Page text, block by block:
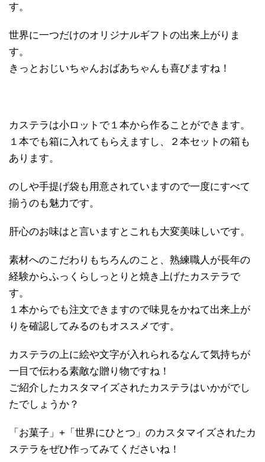
す。
世界に一つだけのオリジナルギフトの出来上がりま
す。
きっとおじいちゃんおばあちゃんも喜びますね！
カステラは小ロットで１本から作ることができます。
１本でも箱に入れてもらえますし、２本セットの箱も
あります。
のしや手提げ袋も用意されていますので一度にすべて
揃うのも魅力です。
肝心のお味はと言いますとこれも大変美味しいです。
素材へのこだわりもちろんのこと、熟練職人が長年の
経験からふっくらしっとりと焼き上げたカステラで
す。
１本からでも注文できますので味見をかねて出来上が
りを確認してみるのもオススメです。
カステラの上に絵や文字が入れられるなんて気持ちが
一目で伝わる素敵な贈り物ですね！
ご紹介したカスタマイズされたカステラはいかがでし
たでしょうか？
「お菓子」+「世界にひとつ」のカスタマイズされたカ
ステラをぜひ作ってみてくださいね！